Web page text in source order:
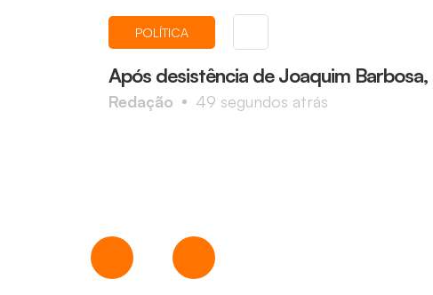
POLÍTICA
Após desistência de Joaquim
Redação 49 segundos atrás